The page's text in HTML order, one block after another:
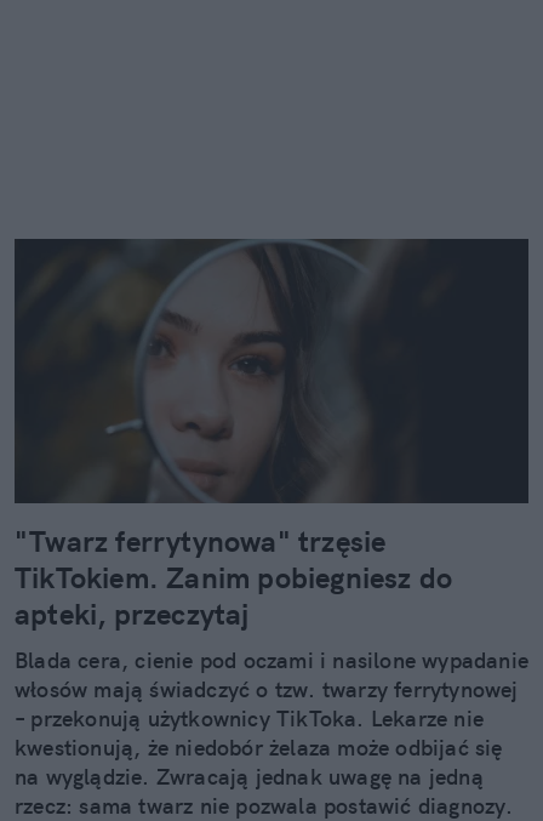
"Twarz ferrytynowa" trzęsie
TikTokiem. Zanim pobiegniesz do
apteki, przeczytaj
Blada cera, cienie pod oczami i nasilone wypadanie
włosów mają świadczyć o tzw. twarzy ferrytynowej
– przekonują użytkownicy TikToka. Lekarze nie
kwestionują, że niedobór żelaza może odbijać się
na wyglądzie. Zwracają jednak uwagę na jedną
rzecz: sama twarz nie pozwala postawić diagnozy.